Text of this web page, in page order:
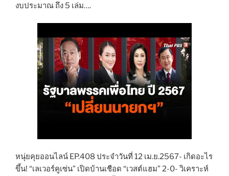
งบประมาณ ถึง 5 เล่ม….
หนุ่ยคุยออนไลน์ EP.408 ประจำวันที่ 12 เม.ย.2567- เกิดอะไร
ขึ้น! “เลเวอร์คูเซ่น” เปิดบ้านเชือด “เวสต์แฮม” 2-0- วิเคราะห์